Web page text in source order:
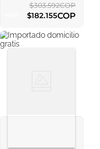
$303.592COP
$182.155COP
AGREGAR AL CARRITO